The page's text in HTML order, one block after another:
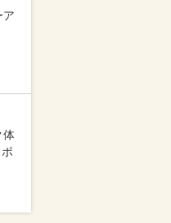
ア
体